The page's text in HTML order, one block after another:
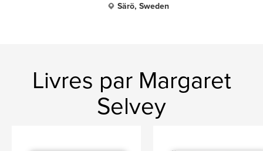
Särö, Sweden
Livres par Margaret
Selvey